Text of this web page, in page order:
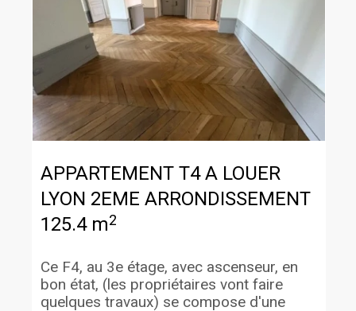
APPARTEMENT T4 A LOUER
LYON 2EME ARRONDISSEMENT
125.4 m2
Ce F4, au 3e étage, avec ascenseur, en
bon état, (les propriétaires vont faire
quelques travaux) se compose d'une